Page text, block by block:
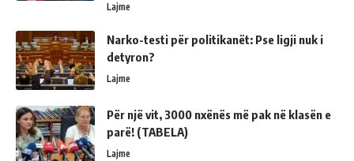
Lajme
Narko-testi për politikanët: Pse ligji nuk i
detyron?
Lajme
Për një vit, 3000 nxënës më pak në klasën e
parë! (TABELA)
Lajme